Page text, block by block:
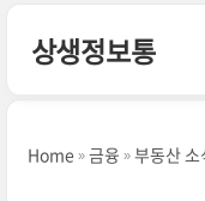
상생정보통
Home 금융 부동산